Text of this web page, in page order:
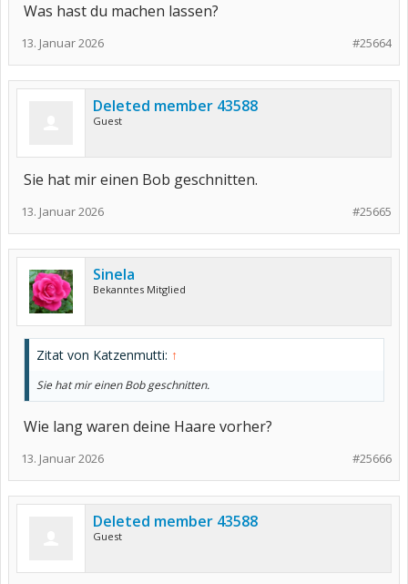
Was hast du machen lassen?
#25664
13. Januar 2026
Deleted member 43588
Guest
Sie hat mir einen Bob geschnitten.
#25665
13. Januar 2026
Sinela
Bekanntes Mitglied
Zitat von Katzenmutti: ↑
Sie hat mir einen Bob geschnitten.
Wie lang waren deine Haare vorher?
#25666
13. Januar 2026
Deleted member 43588
Guest